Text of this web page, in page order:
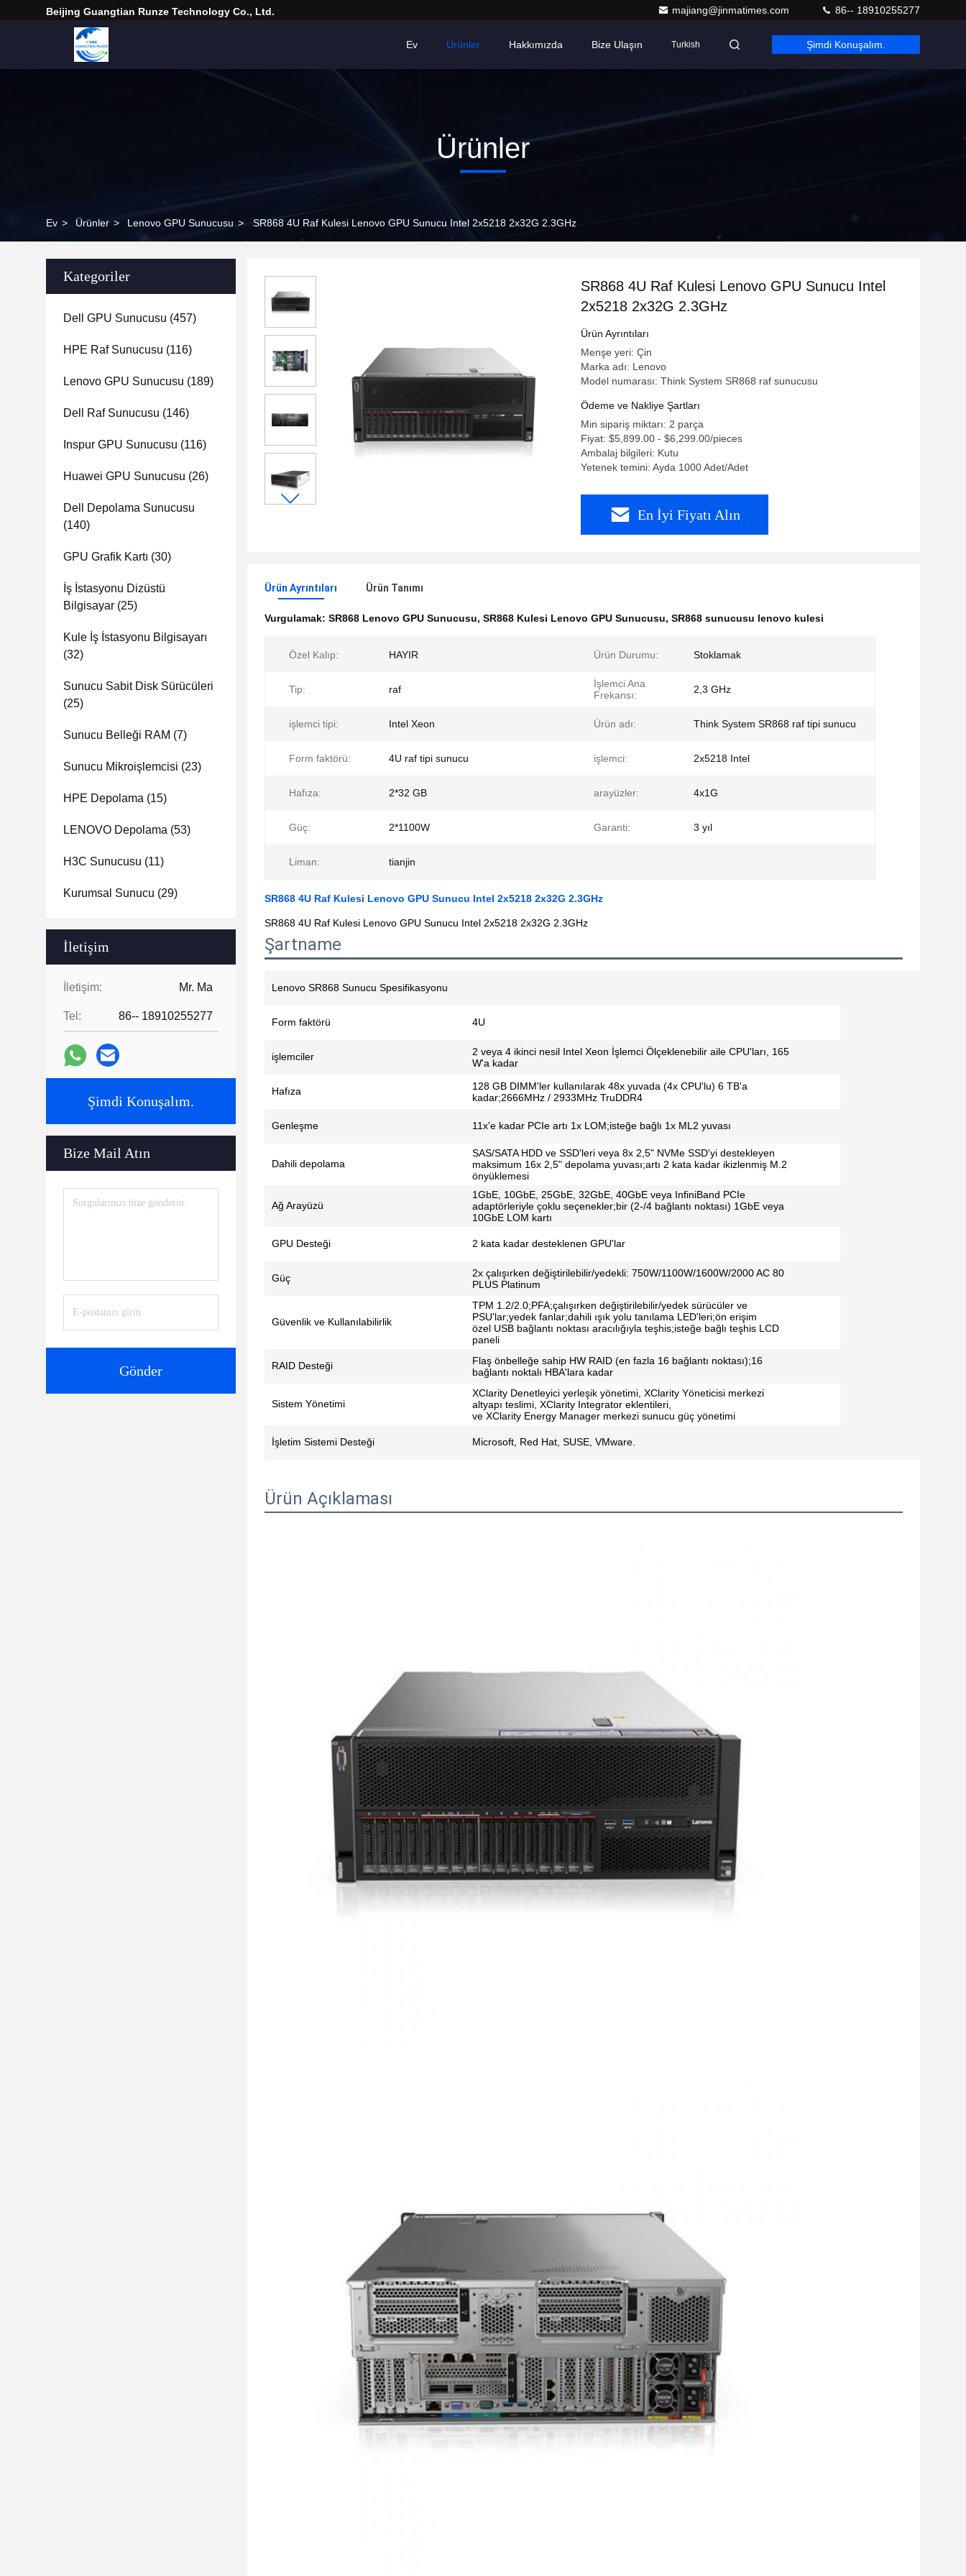
Beijing Guangtian Runze Technology Co., Ltd. majiang@jinmatimes.com 86-- 18910255277
Ev Ürünler Hakkımızda Bize Ulaşın Turkish Şimdi Konuşalım.
Ürünler
Ev > Ürünler > Lenovo GPU Sunucusu > SR868 4U Raf Kulesi Lenovo GPU Sunucu Intel 2x5218 2x32G 2.3GHz
Kategoriler
Dell GPU Sunucusu (457)
HPE Raf Sunucusu (116)
Lenovo GPU Sunucusu (189)
Dell Raf Sunucusu (146)
Inspur GPU Sunucusu (116)
Huawei GPU Sunucusu (26)
Dell Depolama Sunucusu
(140)
GPU Grafik Kartı (30)
İş İstasyonu Dizüstü
Bilgisayar (25)
Kule İş İstasyonu Bilgisayarı
(32)
Sunucu Sabit Disk Sürücüleri
(25)
Sunucu Belleği RAM (7)
Sunucu Mikroişlemcisi (23)
HPE Depolama (15)
LENOVO Depolama (53)
H3C Sunucusu (11)
Kurumsal Sunucu (29)
İletişim
İletişim: Mr. Ma
Tel: 86-- 18910255277
Şimdi Konuşalım.
Bize Mail Atın
Gönder
SR868 4U Raf Kulesi Lenovo GPU Sunucu Intel
2x5218 2x32G 2.3GHz
Ürün Ayrıntıları
Menşe yeri: Çin
Marka adı: Lenovo
Model numarası: Think System SR868 raf sunucusu
Ödeme ve Nakliye Şartları
Min sipariş miktarı: 2 parça
Fiyat: $5,899.00 - $6,299.00/pieces
Ambalaj bilgileri: Kutu
Yetenek temini: Ayda 1000 Adet/Adet
En İyi Fiyatı Alın
Ürün Ayrıntıları Ürün Tanımı
Vurgulamak: SR868 Lenovo GPU Sunucusu, SR868 Kulesi Lenovo GPU Sunucusu, SR868 sunucusu lenovo kulesi
Özel Kalıp: HAYIR Ürün Durumu: Stoklamak
Tip: raf
İşlemci Ana
Frekansı:
2,3 GHz
işlemci tipi: Intel Xeon Ürün adı: Think System SR868 raf tipi sunucu
Form faktörü: 4U raf tipi sunucu işlemci: 2x5218 Intel
Hafıza: 2*32 GB arayüzler: 4x1G
Güç: 2*1100W Garanti: 3 yıl
Liman: tianjin
SR868 4U Raf Kulesi Lenovo GPU Sunucu Intel 2x5218 2x32G 2.3GHz
SR868 4U Raf Kulesi Lenovo GPU Sunucu Intel 2x5218 2x32G 2.3GHz
Şartname
Lenovo SR868 Sunucu Spesifikasyonu
Form faktörü 4U
işlemciler
2 veya 4 ikinci nesil Intel Xeon İşlemci Ölçeklenebilir aile CPU'ları, 165
W'a kadar
Hafıza
128 GB DIMM'ler kullanılarak 48x yuvada (4x CPU'lu) 6 TB'a
kadar;2666MHz / 2933MHz TruDDR4
Genleşme 11x'e kadar PCIe artı 1x LOM;isteğe bağlı 1x ML2 yuvası
Dahili depolama
SAS/SATA HDD ve SSD'leri veya 8x 2,5" NVMe SSD'yi destekleyen
maksimum 16x 2,5" depolama yuvası;artı 2 kata kadar ikizlenmiş M.2
önyüklemesi
Ağ Arayüzü
1GbE, 10GbE, 25GbE, 32GbE, 40GbE veya InfiniBand PCIe
adaptörleriyle çoklu seçenekler;bir (2-/4 bağlantı noktası) 1GbE veya
10GbE LOM kartı
GPU Desteği 2 kata kadar desteklenen GPU'lar
Güç
2x çalışırken değiştirilebilir/yedekli: 750W/1100W/1600W/2000 AC 80
PLUS Platinum
Güvenlik ve Kullanılabilirlik
TPM 1.2/2.0;PFA;çalışırken değiştirilebilir/yedek sürücüler ve
PSU'lar;yedek fanlar;dahili ışık yolu tanılama LED'leri;ön erişim
özel USB bağlantı noktası aracılığıyla teşhis;isteğe bağlı teşhis LCD
paneli
RAID Desteği
Flaş önbelleğe sahip HW RAID (en fazla 16 bağlantı noktası);16
bağlantı noktalı HBA'lara kadar
Sistem Yönetimi
XClarity Denetleyici yerleşik yönetimi, XClarity Yöneticisi merkezi
altyapı teslimi, XClarity Integrator eklentileri,
ve XClarity Energy Manager merkezi sunucu güç yönetimi
İşletim Sistemi Desteği Microsoft, Red Hat, SUSE, VMware.
Ürün Açıklaması